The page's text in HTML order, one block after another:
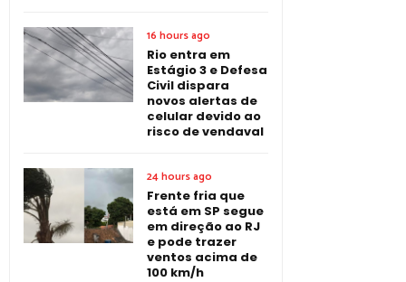
16 hours ago
Rio entra em
Estágio 3 e Defesa
Civil dispara
novos alertas de
celular devido ao
risco de vendaval
24 hours ago
Frente fria que
está em SP segue
em direção ao RJ
e pode trazer
ventos acima de
100 km/h